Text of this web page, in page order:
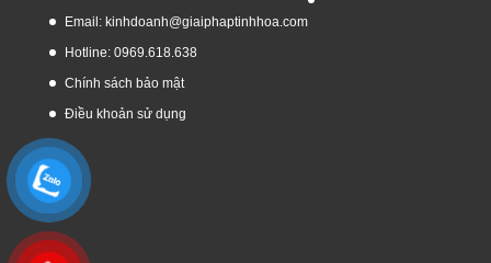
Email: kinhdoanh@giaiphaptinhhoa.com
Hotline: 0969.618.638
Chính sách bảo mật
Điều khoản sử dụng